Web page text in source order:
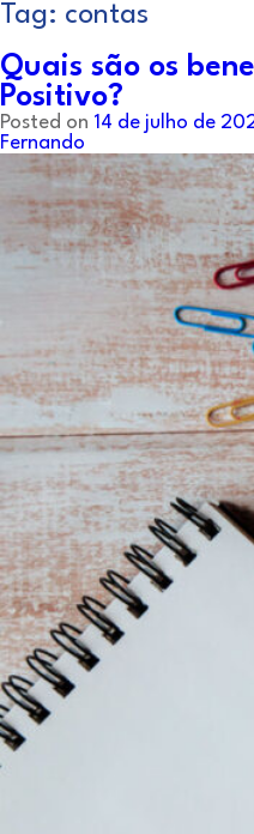
Tag: contas
Quais são os
Positivo?
Posted on 14 de julho de
Fernando